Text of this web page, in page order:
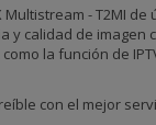
Multistream - T2MI
calidad de imagen
la función de
con el mejor